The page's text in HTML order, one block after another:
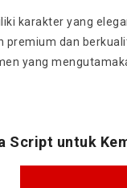
karakter yang
premium dan
yang
Script untuk